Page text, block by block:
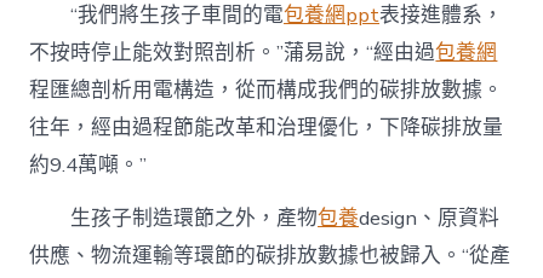
“我們將生孩子車間的電包養網ppt表接進體系，
不按時停止能效對照剖析。”蒲易說，“經由過包養網
程匯總剖析用電構造，從而構成我們的碳排放數據。
往年，經由過程節能改革和治理優化，下降碳排放量
約9.4萬噸。”
生孩子制造環節之外，產物包養design、原資料
供應、物流運輸等環節的碳排放數據也被歸入。“從產